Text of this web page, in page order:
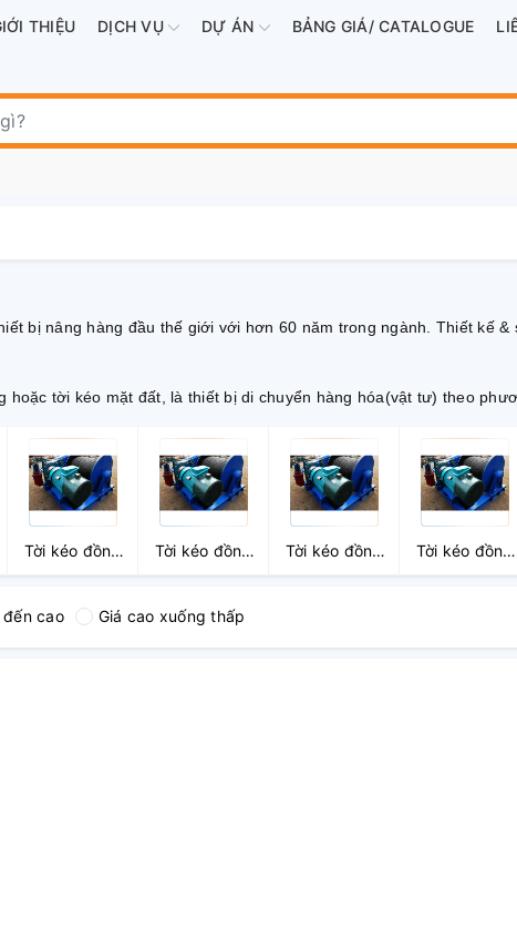
THIỆU DỊCH VỤ DỰ ÁN BẢNG GIÁ/ CATALOGUE
bị nâng hàng đầu thế giới với hơn 60 năm trong ngành. Thiết kế
hoặc tời kéo mặt đất, là thiết bị di chuyển hàng hóa(vật tư) theo
Tời kéo đồng
bộ 3.2 Tấn
Tời kéo đồng
bộ 5 Tấn
Tời kéo đồng
bộ 8 Tấn
Tời kéo đồng
bộ 10 Tấn
cao Giá cao xuống thấp